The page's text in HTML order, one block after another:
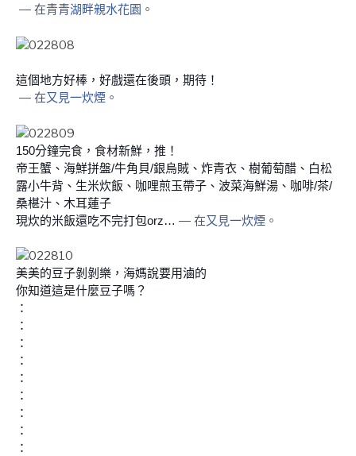
— 在青青湖畔親水花園 。
這個地方好棒，好戲還在後頭，期待！
— 在又見一炊煙 。
150分鐘完食，食材新鮮，推！
帝王蟹、海鮮拼盤/牛角貝/銀烏賊、炸青衣、樹葡萄醋、白松
露小牛背、生米炊飯、咖哩煎玉帶子、波菜海鮮湯、咖啡/茶/
桑椹汁、木耳蓮子
現炊的米飯還吃不完打包orz… — 在又見一炊煙 。
美美的豆子剝剝樂，海媽說要用滷的
你知道這是什麼豆子嗎？
：
：
：
：
：
：
：
：
：